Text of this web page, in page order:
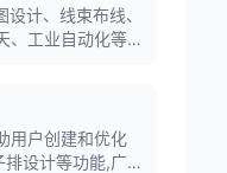
计、线束布线、
、工业自动化等
用户创建和优化
排设计等功能,广